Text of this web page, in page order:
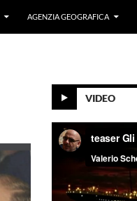
AGENZIA GEOGRAFICA
VIDEO